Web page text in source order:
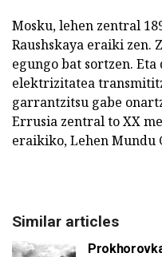
Mosku, lehen zentral
Raushskaya eraiki zen.
egungo bat sortzen.
elektrizitatea
garrantzitsu gabe
Errusia zentral to XX
eraikiko, Lehen Mundu
Similar articles